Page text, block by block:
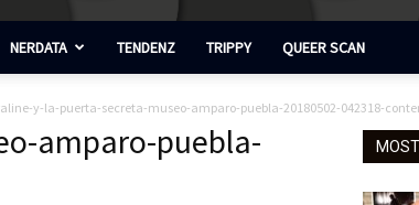
NERDATA TENDENZ TRIPPY QUEER SCAN
y-la-puerta-secreta-museo-amparo-puebla-20180502-042318-
amparo-puebla-